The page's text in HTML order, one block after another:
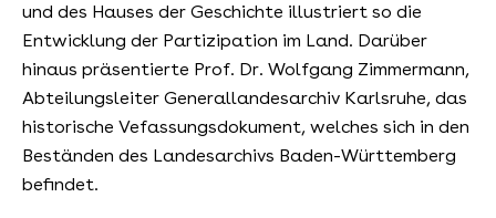
und des Hauses der Geschichte illustriert so die
Entwicklung der Partizipation im Land. Darüber
hinaus präsentierte Prof. Dr. Wolfgang Zimmermann,
Abteilungsleiter Generallandesarchiv Karlsruhe, das
historische Vefassungsdokument, welches sich in den
Beständen des Landesarchivs Baden-Württemberg
befindet.